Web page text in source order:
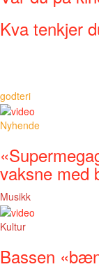
Kva tenkjer
godteri
Nyhende
vaksne med
Musikk
Kultur
Bassen